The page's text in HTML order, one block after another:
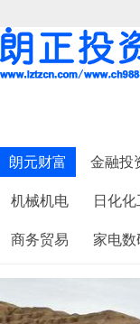
朗元财富 金融投
机械机电 日化化
商务贸易 家电数